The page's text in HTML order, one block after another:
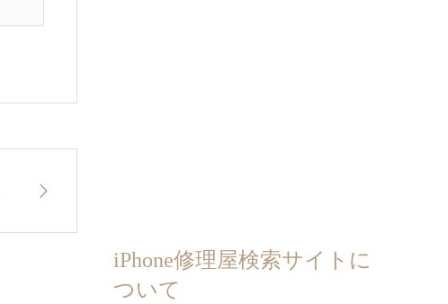
iPhone修理屋検索サイトに
ついて